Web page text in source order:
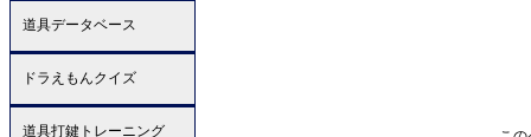
道具データベース
ドラえもんクイズ
道具打鍵トレーニング